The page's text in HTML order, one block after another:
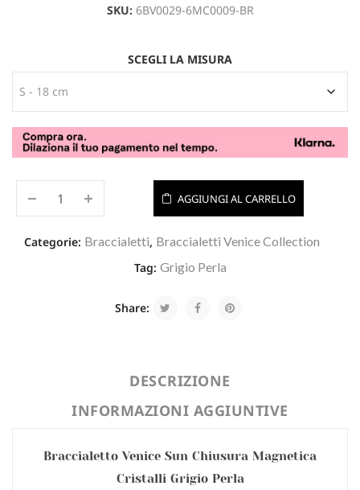
SKU: 6BV0029-6MC0009-BR
SCEGLI LA MISURA
AGGIUNGI AL CARRELLO
Categorie: Braccialetti, Braccialetti Venice Collection
Tag: Grigio Perla
Share:
DESCRIZIONE
INFORMAZIONI AGGIUNTIVE
Braccialetto Venice Sun Chiusura Magnetica
Cristalli Grigio Perla